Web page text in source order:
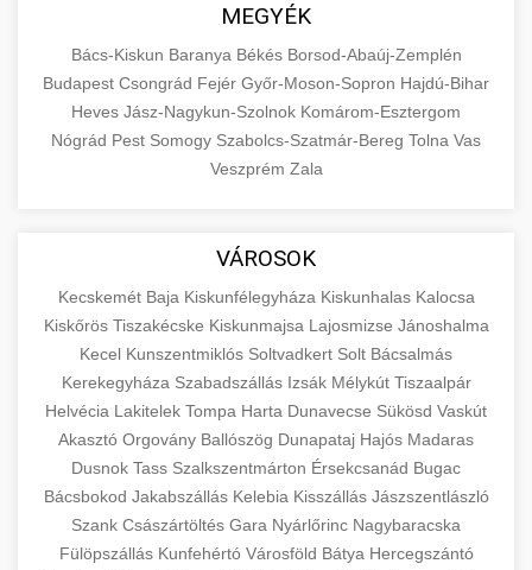
MEGYÉK
Bács-Kiskun Baranya Békés Borsod-Abaúj-Zemplén
Budapest Csongrád Fejér Győr-Moson-Sopron Hajdú-Bihar
Heves Jász-Nagykun-Szolnok Komárom-Esztergom
Nógrád Pest Somogy Szabolcs-Szatmár-Bereg Tolna Vas
Veszprém Zala
VÁROSOK
Kecskemét Baja Kiskunfélegyháza Kiskunhalas Kalocsa
Kiskőrös Tiszakécske Kiskunmajsa Lajosmizse Jánoshalma
Kecel Kunszentmiklós Soltvadkert Solt Bácsalmás
Kerekegyháza Szabadszállás Izsák Mélykút Tiszaalpár
Helvécia Lakitelek Tompa Harta Dunavecse Sükösd Vaskút
Akasztó Orgovány Ballószög Dunapataj Hajós Madaras
Dusnok Tass Szalkszentmárton Érsekcsanád Bugac
Bácsbokod Jakabszállás Kelebia Kisszállás Jászszentlászló
Szank Császártöltés Gara Nyárlőrinc Nagybaracska
Fülöpszállás Kunfehértó Városföld Bátya Hercegszántó